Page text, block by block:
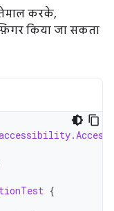
करके,
किया जा सकता
{